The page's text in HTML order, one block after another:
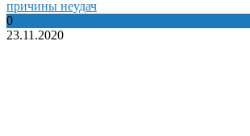
причины неудач
0
23.11.2020